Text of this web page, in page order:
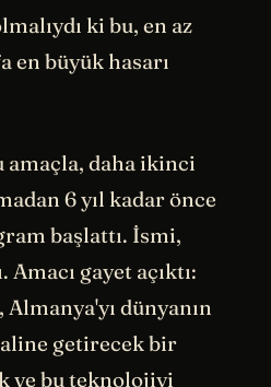
ki bu, en az
en büyük hasarı
daha ikinci
6 yıl kadar önce
başlattı. İsmi,
gayet açıktı:
dünyanın
getirecek bir
ve bu teknolojiyi